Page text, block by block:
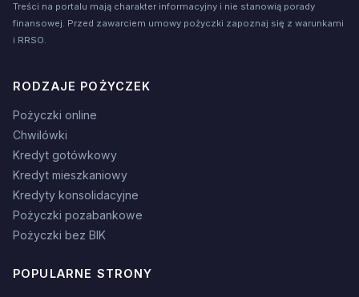
Treści na portalu mają charakter informacyjny i nie stanowią porady
finansowej. Przed zawarciem umowy pożyczki zapoznaj się z warunkami
i RRSO.
RODZAJE POŻYCZEK
Pożyczki online
Chwilówki
Kredyt gotówkowy
Kredyt mieszkaniowy
Kredyty konsolidacyjne
Pożyczki pozabankowe
Pożyczki bez BIK
POPULARNE STRONY